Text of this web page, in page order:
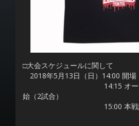
□大会スケジュールに関して
2018年5月13日（日）14:00 開場
14:15 オープニン
始（2試合）
15:00 本戦開